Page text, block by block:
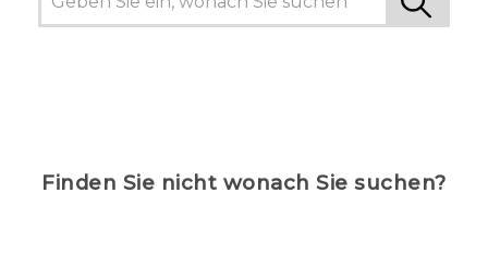
Finden Sie nicht wonach Sie suchen?